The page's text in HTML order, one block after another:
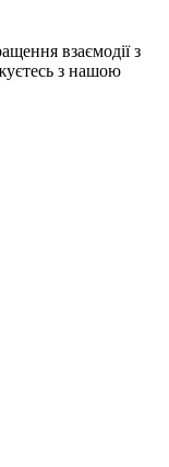
взаємодії з
з нашою